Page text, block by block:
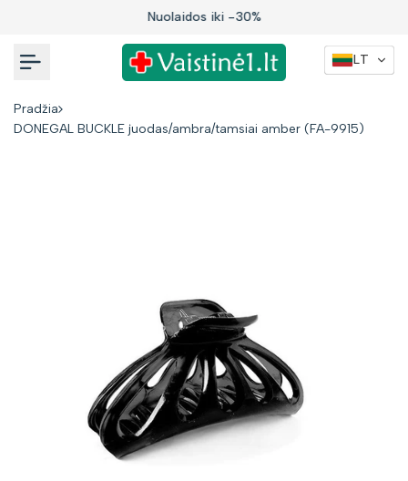
Nuolaidos iki -30%
Pradžia
DONEGAL BUCKLE juodas/ambra/tamsiai amber (FA-9915)
LT